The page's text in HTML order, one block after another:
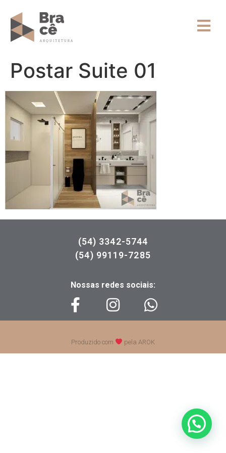
Postar Suite 01
(54) 3342-5744
(54) 99119-7285
Nossas redes sociais:
Produzido com pela AROK